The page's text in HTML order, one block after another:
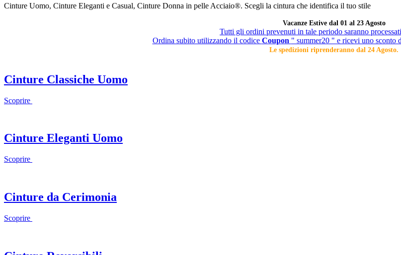
Cinture Uomo, Cinture Eleganti e Casual, Cinture Donna in pelle Acciaio®. Scegli la cintura che identifica il tuo stile
Vacanze Estive dal 01 al 23 Agosto
Tutti gli ordini prevenuti in tale periodo saranno
Ordina subito utilizzando il codice Coupon " summer20 " e ricevi uno sconto
Le spedizioni riprenderanno dal 24 Agosto.
Cinture Classiche Uomo
Scoprire
Cinture Eleganti Uomo
Scoprire
Cinture da Cerimonia
Scoprire